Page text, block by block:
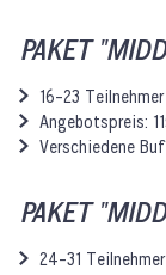
PAKET
16-23 Teilnehmer
Angebotspreis:
Verschiedene
PAKET
24-31 Teilnehmer